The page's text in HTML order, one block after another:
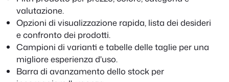
valutazione.
Opzioni di visualizzazione rapida, lista dei desideri
e confronto dei prodotti.
Campioni di varianti e tabelle delle taglie per una
migliore esperienza d'uso.
Barra di avanzamento dello stock per